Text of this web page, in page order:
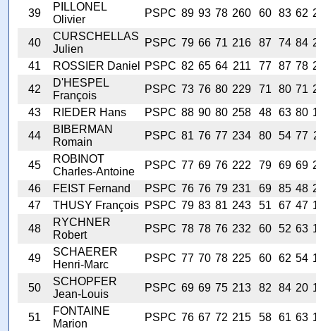
39
PILLONEL
Olivier
PSPC 89 93 78 260 60 83 62
40
CURSCHELLAS
Julien
PSPC 79 66 71 216 87 74 84
41
ROSSIER Daniel PSPC 82 65 64 211 77 87 78
42
D'HESPEL
François
PSPC 73 76 80 229 71 80 71
43
RIEDER Hans PSPC 88 90 80 258 48 63 80
44
BIBERMAN
Romain
PSPC 81 76 77 234 80 54 77
45
ROBINOT
Charles-Antoine
PSPC 77 69 76 222 79 69 69
46
FEIST Fernand PSPC 76 76 79 231 69 85 48
47
THUSY François PSPC 79 83 81 243 51 67 47
48
RYCHNER
Robert
PSPC 78 78 76 232 60 52 63
49
SCHAERER
Henri-Marc
PSPC 77 70 78 225 60 62 54
50
SCHOPFER
Jean-Louis
PSPC 69 69 75 213 82 84 20
51
FONTAINE
Marion
PSPC 76 67 72 215 58 61 63